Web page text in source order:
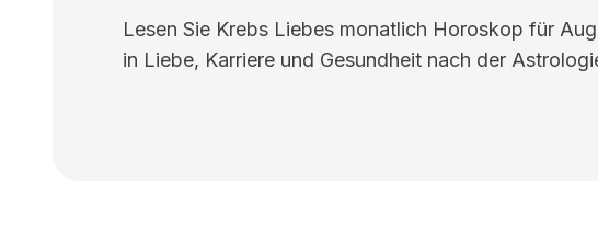
Lesen Sie Krebs Liebes monatlich Horoskop für
in Liebe, Karriere und Gesundheit nach der